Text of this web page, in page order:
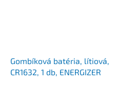
Gombíková batéria, lítiová,
CR1632, 1 db, ENERGIZER